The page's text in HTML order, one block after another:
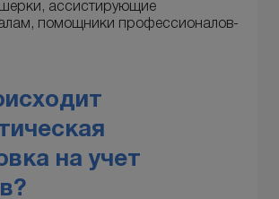
ассистирующие
помощники профессионалов-
на учет